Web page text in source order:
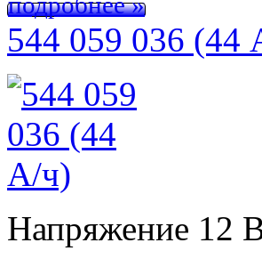
544 059 036 (44
Напряжение 12